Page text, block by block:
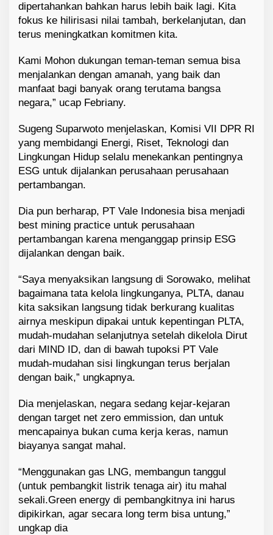
dipertahankan bahkan harus lebih baik lagi. Kita
fokus ke hilirisasi nilai tambah, berkelanjutan, dan
terus meningkatkan komitmen kita.
Kami Mohon dukungan teman-teman semua bisa
menjalankan dengan amanah, yang baik dan
manfaat bagi banyak orang terutama bangsa
negara,” ucap Febriany.
Sugeng Suparwoto menjelaskan, Komisi VII DPR RI
yang membidangi Energi, Riset, Teknologi dan
Lingkungan Hidup selalu menekankan pentingnya
ESG untuk dijalankan perusahaan perusahaan
pertambangan.
Dia pun berharap, PT Vale Indonesia bisa menjadi
best mining practice untuk perusahaan
pertambangan karena menganggap prinsip ESG
dijalankan dengan baik.
“Saya menyaksikan langsung di Sorowako, melihat
bagaimana tata kelola lingkunganya, PLTA, danau
kita saksikan langsung tidak berkurang kualitas
airnya meskipun dipakai untuk kepentingan PLTA,
mudah-mudahan selanjutnya setelah dikelola Dirut
dari MIND ID, dan di bawah tupoksi PT Vale
mudah-mudahan sisi lingkungan terus berjalan
dengan baik,” ungkapnya.
Dia menjelaskan, negara sedang kejar-kejaran
dengan target net zero emmission, dan untuk
mencapainya bukan cuma kerja keras, namun
biayanya sangat mahal.
“Menggunakan gas LNG, membangun tanggul
(untuk pembangkit listrik tenaga air) itu mahal
sekali.Green energy di pembangkitnya ini harus
dipikirkan, agar secara long term bisa untung,”
ungkap dia